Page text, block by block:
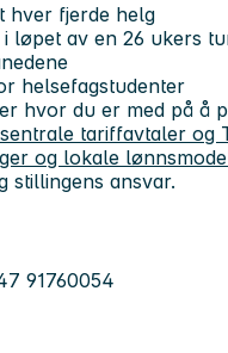
hver fjerde helg
løpet av en 26 ukers
helsefagstudenter
hvor du er med på å
tariffavtaler og
og lokale
stillingens ansvar.
91760054